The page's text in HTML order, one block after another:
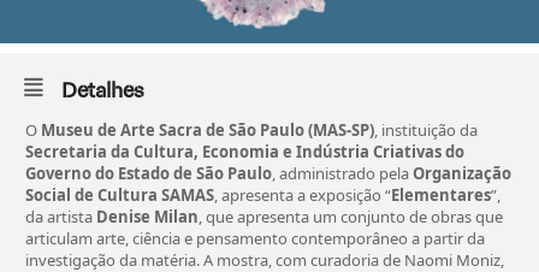
Detalhes
O Museu de Arte Sacra de São Paulo (MAS-SP), instituição da
Secretaria da Cultura, Economia e Indústria Criativas do
Governo do Estado de São Paulo, administrado pelaOrganização
Social de Cultura SAMAS, apresenta a exposição “Elementares”,
da artista Denise Milan, que apresenta um conjunto de obras que
articulam arte, ciência e pensamento contemporâneo a partir da
investigação da matéria. A mostra, com curadoria de Naomi Moniz,